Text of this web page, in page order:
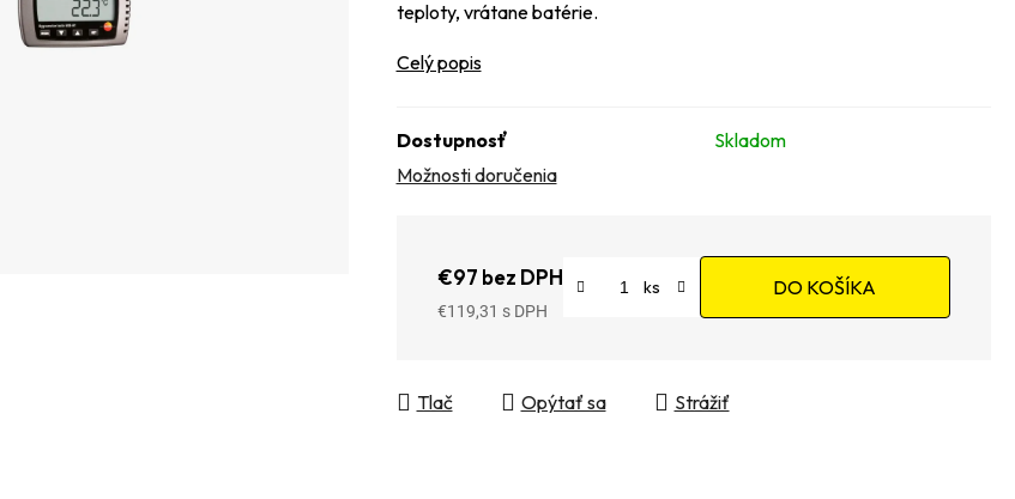
teploty, vrátane batérie.
Celý popis
Dostupnosť
Skladom
Možnosti doručenia
€97 bez DPH
€119,31
DO KOŠÍKA
Tlač Opýtať sa Strážiť